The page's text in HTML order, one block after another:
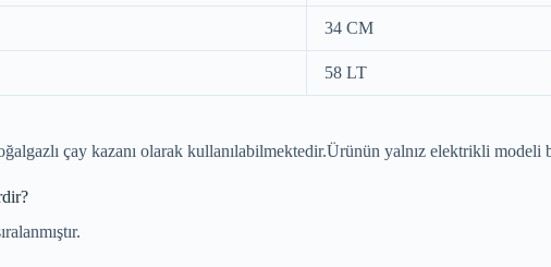
34 CM
58 LT
çay kazanı olarak kullanılabilmektedir.Ürünün yalnız elektrikli modeli